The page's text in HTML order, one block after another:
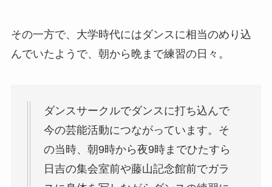
その一方で、大学時代にはダンスに相当のめり込
んでいたようで、朝から晩まで練習の日々。
ダンスサークルでダンスに打ち込んで
今の芸能活動につながっています。そ
の当時、朝9時から夜9時までひたすら
日吉の集会室前や藤山記念館前でガラ